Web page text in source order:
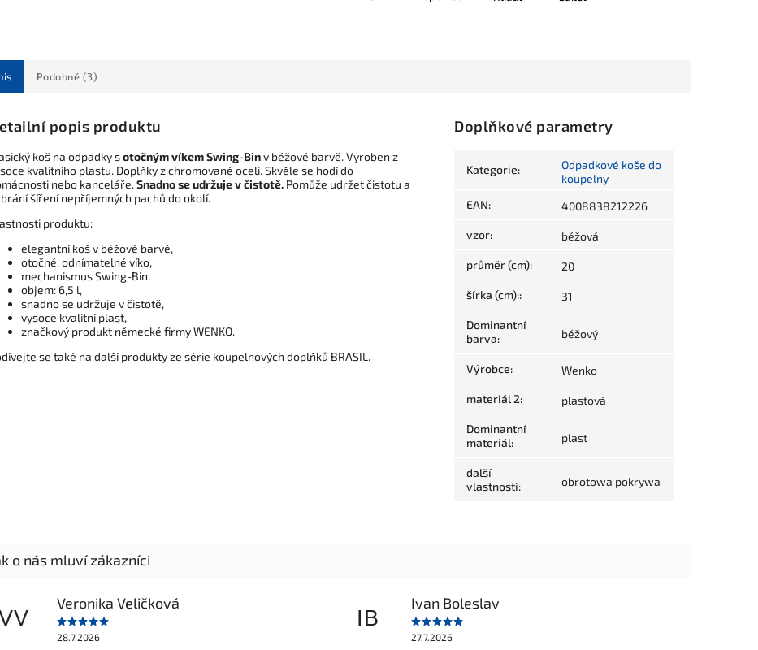
Podobné (3)
popis produktu
koš na odpadky sotočným víkem Swing-Binv béžové barvě. Vyroben z
kvalitního plastu. Doplňky z chromované oceli. Skvěle se hodí do
nebo kanceláře.Snadno se udržuje v čistotě. Pomůže udržet čistotu a
šíření nepříjemných pachů do okolí.
produktu:
elegantní koš v béžové barvě,
otočné, odnímatelné víko,
mechanismus Swing-Bin,
objem: 6,5 l,
snadno se udržuje v čistotě,
vysoce kvalitní plast,
značkový produkt německé firmy WENKO.
se také na další produkty ze série koupelnových doplňků BRASIL.
Doplňkové parametry
Kategorie:
Odpadkové koše do
koupelny
EAN: 4008838212226
vzor: béžová
průměr (cm): 20
šírka (cm):: 31
Dominantní
barva: béžový
Výrobce: Wenko
materiál 2: plastová
Dominantní
materiál: plast
další
vlastnosti: obrotowa pokrywa
Veronika Veličková
28.7.2026
IB
Ivan Boleslav
27.7.2026